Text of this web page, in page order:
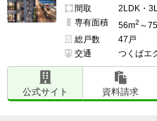
間取
2LDK・
専有面積
56m2 ～
総戸数
47戸
交通
つくばエ
公式サイト 資料請求